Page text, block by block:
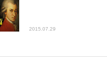
2015.07.29